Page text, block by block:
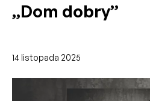
„Dom dobry”
14 listopada 2025